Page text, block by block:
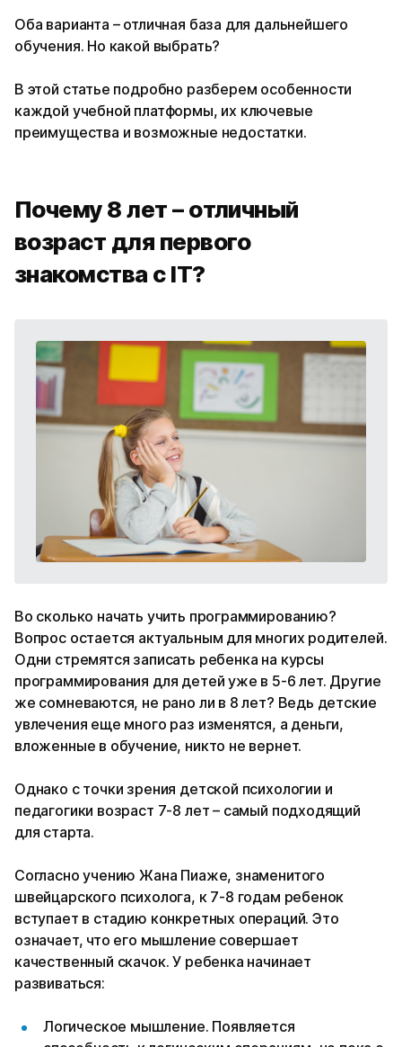
Оба варианта – отличная база для дальнейшего
обучения. Но какой выбрать?
В этой статье подробно разберем особенности
каждой учебной платформы, их ключевые
преимущества и возможные недостатки.
Почему 8 лет – отличный
возраст для первого
знакомства с IT?
Во сколько начать учить программированию?
Вопрос остается актуальным для многих родителей.
Одни стремятся записать ребенка на курсы
программирования для детей уже в 5-6 лет. Другие
же сомневаются, не рано ли в 8 лет? Ведь детские
увлечения еще много раз изменятся, а деньги,
вложенные в обучение, никто не вернет.
Однако с точки зрения детской психологии и
педагогики возраст 7-8 лет – самый подходящий
для старта.
Согласно учению Жана Пиаже, знаменитого
швейцарского психолога, к 7-8 годам ребенок
вступает в стадию конкретных операций. Это
означает, что его мышление совершает
качественный скачок. У ребенка начинает
развиваться:
Логическое мышление. Появляется